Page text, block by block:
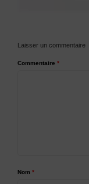
Laisser un commentaire
Commentaire *
Nom *